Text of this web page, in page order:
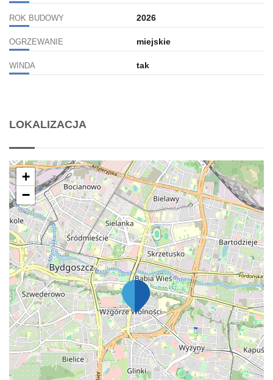
ROK BUDOWY 2026
OGRZEWANIE miejskie
WINDA tak
LOKALIZACJA
+
−